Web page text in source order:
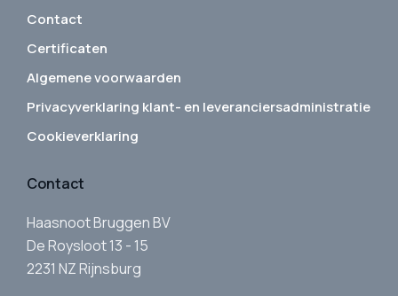
Contact
Certificaten
Algemene voorwaarden
Privacyverklaring klant- en leveranciersadministratie
Cookieverklaring
Contact
Haasnoot Bruggen BV
De Roysloot 13 - 15
2231 NZ Rijnsburg